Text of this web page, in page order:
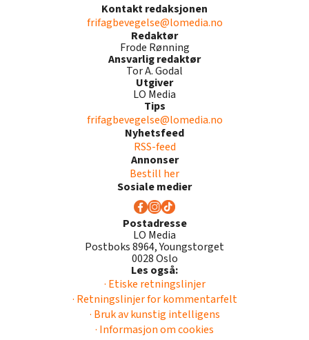
Kontakt redaksjonen
frifagbevegelse@lomedia.no
Redaktør
Frode Rønning
Ansvarlig redaktør
Tor A. Godal
Utgiver
LO Media
Tips
frifagbevegelse@lomedia.no
Nyhetsfeed
RSS-feed
Annonser
Bestill her
Sosiale medier
Postadresse
LO Media
Postboks 8964, Youngstorget
0028 Oslo
Les også:
· Etiske retningslinjer
· Retningslinjer for kommentarfelt
· Bruk av kunstig intelligens
· Informasjon om cookies